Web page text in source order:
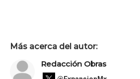
Más acerca del autor:
Redacción Obras